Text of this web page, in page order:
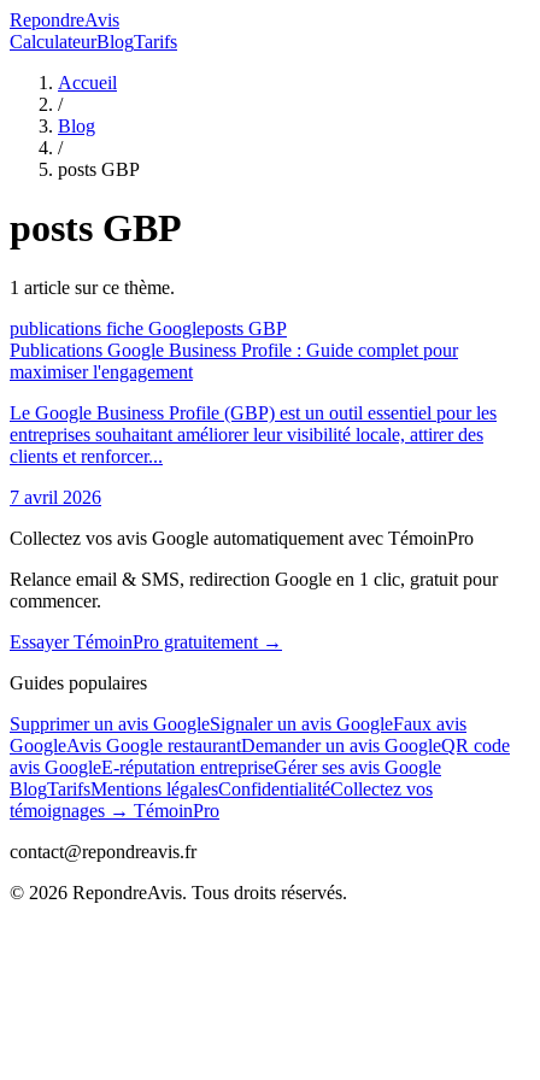
RepondreAvis
CalculateurBlogTarifs
Accueil
/
Blog
/
posts GBP
posts GBP
1 article sur ce thème.
publications fiche Googleposts GBP
Publications Google Business Profile : Guide complet pour
maximiser l'engagement
Le Google Business Profile (GBP) est un outil essentiel pour les
entreprises souhaitant améliorer leur visibilité locale, attirer des
clients et renforcer...
7 avril 2026
Collectez vos avis Google automatiquement avec TémoinPro
Relance email & SMS, redirection Google en 1 clic, gratuit pour
commencer.
Essayer TémoinPro gratuitement →
Guides populaires
Supprimer un avis GoogleSignaler un avis GoogleFaux avis
GoogleAvis Google restaurantDemander un avis GoogleQR code
avis GoogleE-réputation entrepriseGérer ses avis Google
BlogTarifsMentions légalesConfidentialitéCollectez vos
témoignages → TémoinPro
contact@repondreavis.fr
© 2026 RepondreAvis. Tous droits réservés.